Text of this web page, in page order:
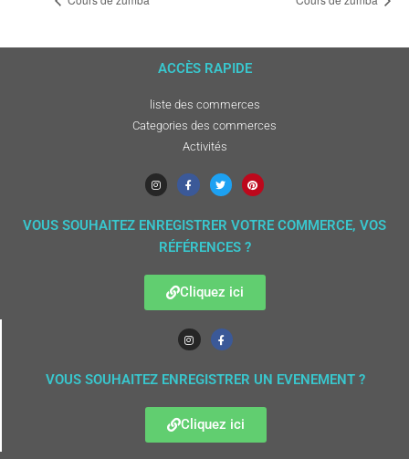
ACCÈS RAPIDE
liste des commerces
Categories des commerces
Activités
VOUS SOUHAITEZ ENREGISTRER VOTRE COMMERCE, VOS
RÉFÉRENCES ?
Cliquez ici
VOUS SOUHAITEZ ENREGISTRER UN EVENEMENT ?
Cliquez ici